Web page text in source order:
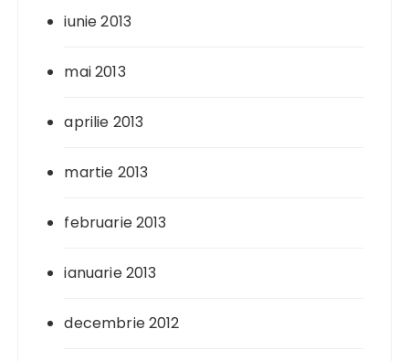
iunie 2013
mai 2013
aprilie 2013
martie 2013
februarie 2013
ianuarie 2013
decembrie 2012